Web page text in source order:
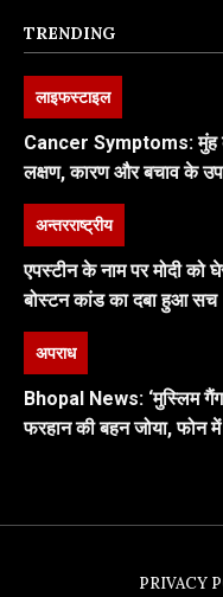
TRENDING
लाइफस्टाइल
Cancer Symptoms: मुंह
लक्षण, कारण और बचाव के
अन्तरराष्ट्रीय
एपस्टीन के नाम पर मोदी को
बोस्टन कांड का दबा हुआ सच
अपराध
Bhopal News: ‘मुस्लिम
फरहान की बहन जोया, फोन
PRIVACY